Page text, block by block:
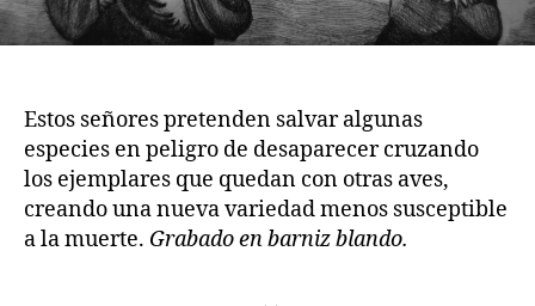
Estos señores pretenden salvar algunas
especies en peligro de desaparecer cruzando
los ejemplares que quedan con otras aves,
creando una nueva variedad menos susceptible
a la muerte. Grabado en barniz blando.